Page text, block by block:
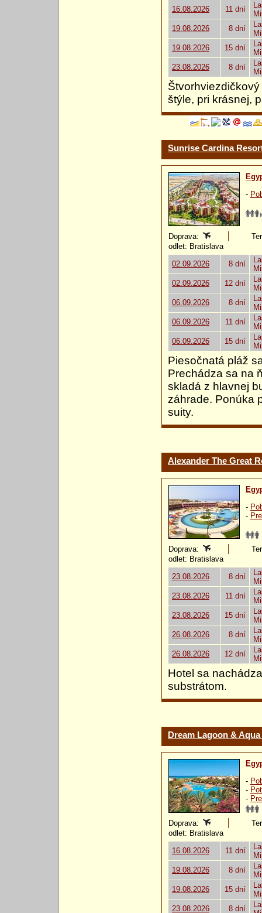
16.08.2026
11 dní
19.08.2026
8 dní
19.08.2026
15 dní
23.08.2026
8 dní
štýle, pri krásnej,
Sunrise Cardina
-
Doprava:
odlet: Bratislava
02.09.2026
8 dní
02.09.2026
12 dní
06.09.2026
8 dní
06.09.2026
11 dní
06.09.2026
15 dní
Piesočnatá pláž
Prechádza sa na
skladá z hlavnej
záhrade. Ponúka
suity.
Alexander The Great
-
-
Doprava:
odlet: Bratislava
23.08.2026
8 dní
23.08.2026
11 dní
23.08.2026
15 dní
26.08.2026
8 dní
26.08.2026
12 dní
Hotel sa
substrátom.
Dream Lagoon &
-
-
-
Doprava:
odlet: Bratislava
16.08.2026
11 dní
19.08.2026
8 dní
19.08.2026
15 dní
23.08.2026
8 dní